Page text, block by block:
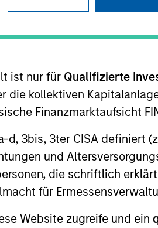
ist nur für Qualifizierte
die kollektiven
Finanzmarktaufsicht
d, 3bis, 3ter CISA definiert
und
die schriftlich
für
Website zugreife und ein
that provides a platform to
supply chains. Leading
Software (EQMS) CMX1 to
friendly, cloud-based EQMS
solution to effectively
single, fully configurable